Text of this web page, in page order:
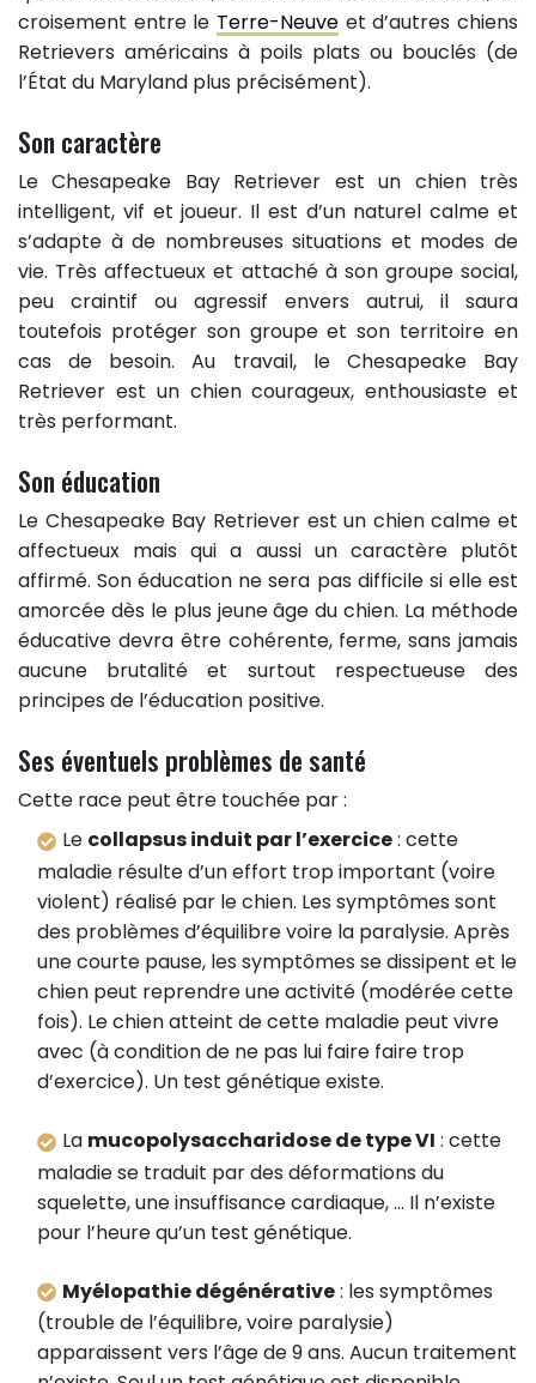
croisement entre le Terre-Neuve et d’autres chiens
Retrievers américains à poils plats ou bouclés (de
l’État du Maryland plus précisément).
Son caractère
Le Chesapeake Bay Retriever est un chien très
intelligent, vif et joueur. Il est d’un naturel calme et
s’adapte à de nombreuses situations et modes de
vie. Très affectueux et attaché à son groupe social,
peu craintif ou agressif envers autrui, il saura
toutefois protéger son groupe et son territoire en
cas de besoin. Au travail, le Chesapeake Bay
Retriever est un chien courageux, enthousiaste et
très performant.
Son éducation
Le Chesapeake Bay Retriever est un chien calme et
affectueux mais qui a aussi un caractère plutôt
affirmé. Son éducation ne sera pas difficile si elle est
amorcée dès le plus jeune âge du chien. La méthode
éducative devra être cohérente, ferme, sans jamais
aucune brutalité et surtout respectueuse des
principes de l’éducation positive.
Ses éventuels problèmes de santé
Cette race peut être touchée par :
Le collapsus induit par l’exercice: cette
maladie résulte d’un effort trop important (voire
violent) réalisé par le chien. Les symptômes sont
des problèmes d’équilibre voire la paralysie. Après
une courte pause, les symptômes se dissipent et le
chien peut reprendre une activité (modérée cette
fois). Le chien atteint de cette maladie peut vivre
avec (à condition de ne pas lui faire faire trop
d’exercice). Un test génétique existe.
La mucopolysaccharidose de type VI : cette
maladie se traduit par des déformations du
squelette, une insuffisance cardiaque, … Il n’existe
pour l’heure qu’un test génétique.
Myélopathie dégénérative: les symptômes
(trouble de l’équilibre, voire paralysie)
apparaissent vers l’âge de 9 ans. Aucun traitement